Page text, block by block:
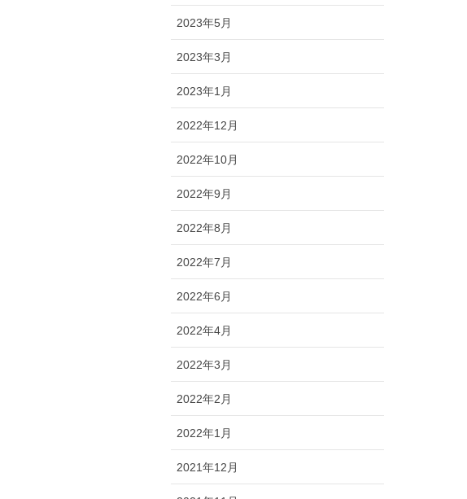
2023年5月
2023年3月
2023年1月
2022年12月
2022年10月
2022年9月
2022年8月
2022年7月
2022年6月
2022年4月
2022年3月
2022年2月
2022年1月
2021年12月